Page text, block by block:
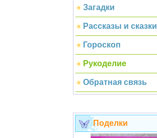
Загадки
Рассказы и сказки
Гороскоп
Рукоделие
Обратная связь
Поделки